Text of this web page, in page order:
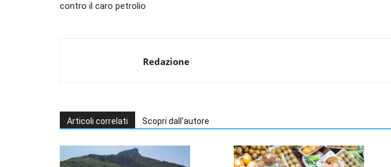
contro il caro petrolio
Redazione
Articoli correlati Scopri dall'autore